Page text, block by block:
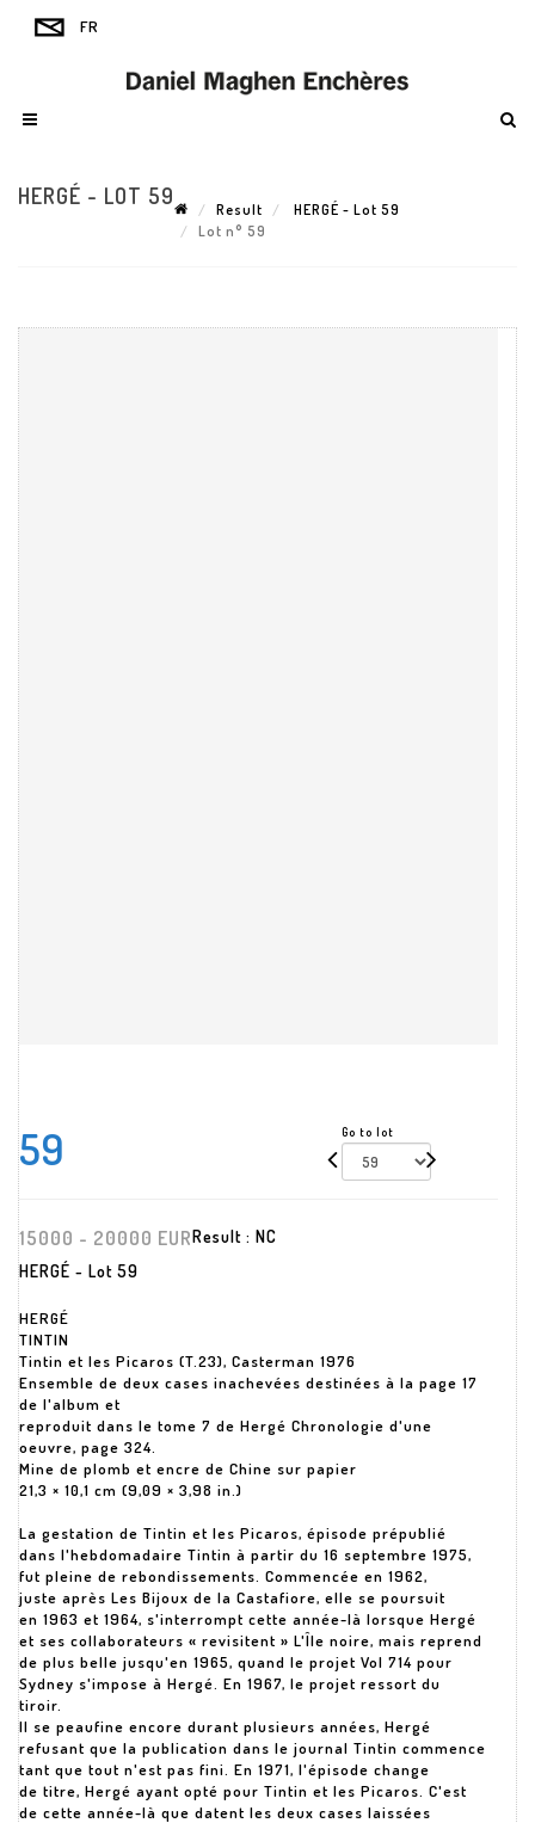
HERGÉ - LOT 59
Result
HERGÉ - Lot 59
Lot n° 59
59 Go to lot
15000 - 20000 EURResult : NC
HERGÉ - Lot 59
HERGÉ
TINTIN
Tintin et les Picaros (T.23), Casterman 1976
Ensemble de deux cases inachevées destinées à la page 17
de l'album et
reproduit dans le tome 7 de Hergé Chronologie d'une
oeuvre, page 324.
Mine de plomb et encre de Chine sur papier
21,3 × 10,1 cm (9,09 × 3,98 in.)
La gestation de Tintin et les Picaros, épisode prépublié
dans l'hebdomadaire Tintin à partir du 16 septembre 1975,
fut pleine de rebondissements. Commencée en 1962,
juste après Les Bijoux de la Castafiore, elle se poursuit
en 1963 et 1964, s'interrompt cette année-là lorsque Hergé
et ses collaborateurs « revisitent » L'Île noire, mais reprend
de plus belle jusqu'en 1965, quand le projet Vol 714 pour
Sydney s'impose à Hergé. En 1967, le projet ressort du
tiroir.
Il se peaufine encore durant plusieurs années, Hergé
refusant que la publication dans le journal Tintin commence
tant que tout n'est pas fini. En 1971, l'épisode change
de titre, Hergé ayant opté pour Tintin et les Picaros. C'est
de cette année-là que datent les deux cases laissées